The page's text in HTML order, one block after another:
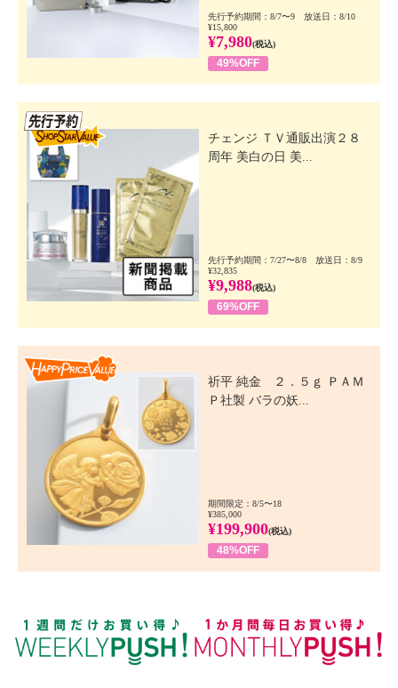
先行予約期間：8/7〜9 放送日：8/10
¥15,800
¥7,980(税込)
49%OFF
チェンジ ＴＶ通販出演２８
周年 美白の日 美...
先行予約期間：7/27〜8/8 放送日：8/9
¥32,835
¥9,988(税込)
69%OFF
祈平 純金 ２．５ｇ ＰＡＭ
Ｐ社製 バラの妖...
期間限定：8/5〜18
¥385,000
¥199,900(税込)
48%OFF